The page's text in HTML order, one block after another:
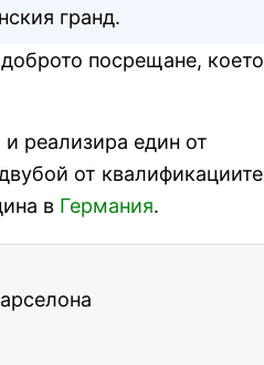
гранд.
посрещане, което
и реализира един от
от квалификациите
в Германия.